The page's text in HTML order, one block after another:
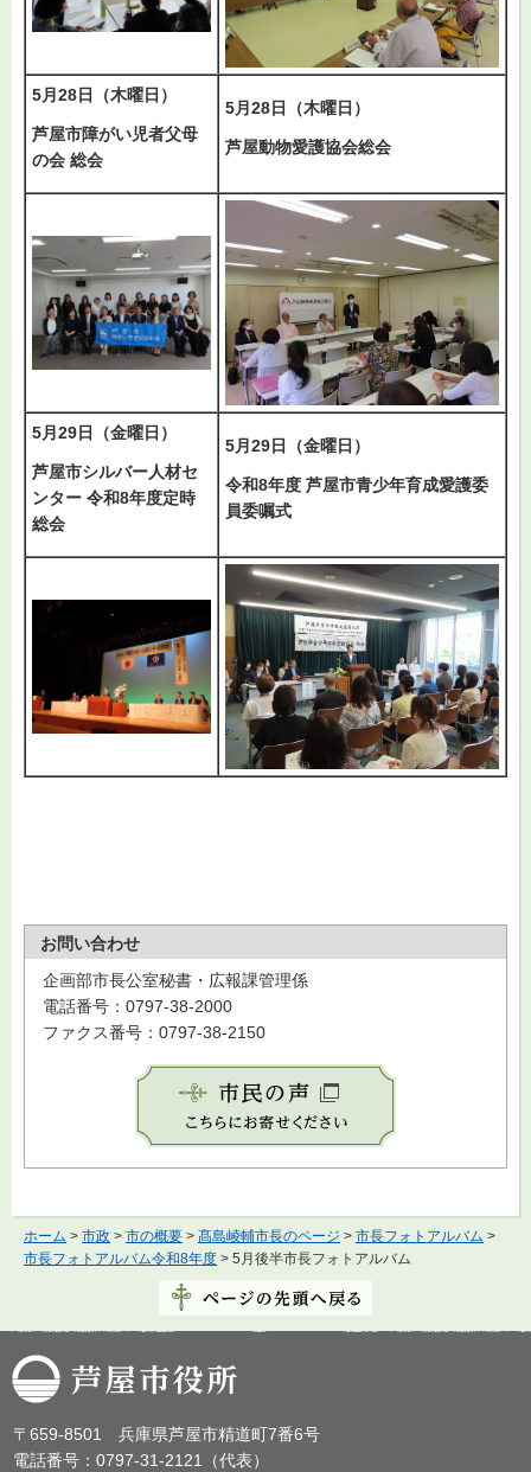
5月28日（木曜日）
芦屋市障がい児者父母
の会 総会
5月28日（木曜日）
芦屋動物愛護協会総会
5月29日（金曜日）
芦屋市シルバー人材セ
ンター 令和8年度定時
総会
5月29日（金曜日）
令和8年度 芦屋市青少年育成愛護委
員委嘱式
お問い合わせ
企画部市長公室秘書・広報課管理係
電話番号：0797-38-2000
ファクス番号：0797-38-2150
ホーム > 市政 > 市の概要 > 髙島崚輔市長のページ > 市長フォトアルバム >
市長フォトアルバム令和8年度 > 5月後半市長フォトアルバム
芦屋市役所
〒659-8501 兵庫県芦屋市精道町7番6号
電話番号：0797-31-2121（代表）